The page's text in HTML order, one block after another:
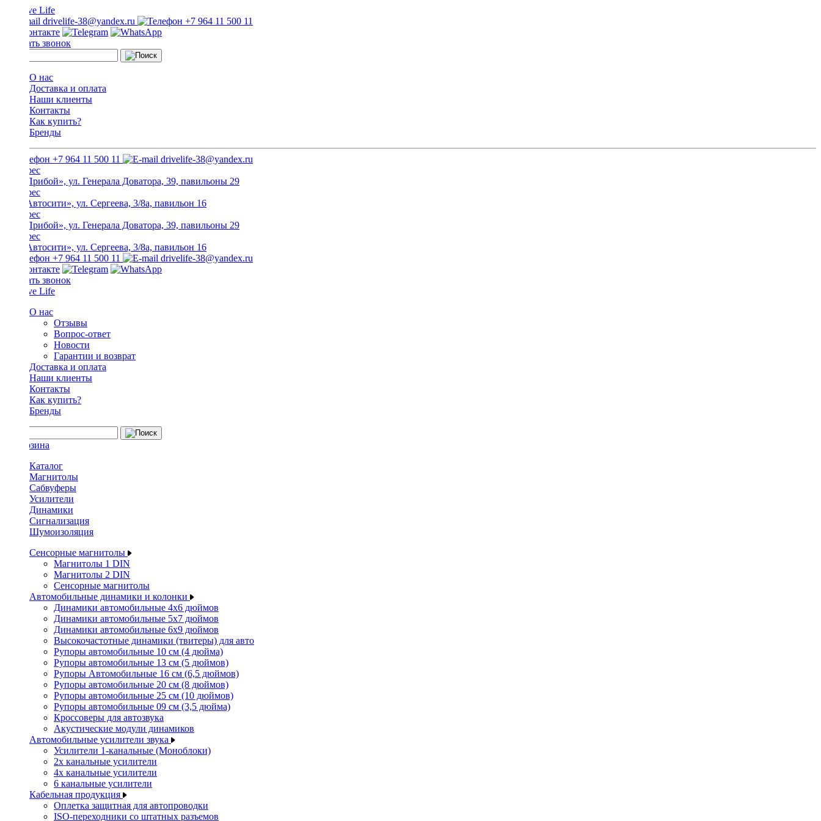
drivelife-38@yandex.ru +7 964 11 500 11
Заказать звонок
О нас
Доставка и оплата
Наши клиенты
Контакты
Как купить?
Бренды
+7 964 11 500 11 drivelife-38@yandex.ru
ТЦ «Прибой», ул. Генерала Доватора, 39, павильоны 29
ТЦ «Автосити», ул. Сергеева, 3/8а, павильон 16
ТЦ «Прибой», ул. Генерала Доватора, 39, павильоны 29
ТЦ «Автосити», ул. Сергеева, 3/8а, павильон 16
+7 964 11 500 11
drivelife-38@yandex.ru
Заказать звонок
О нас
Отзывы
Вопрос-ответ
Новости
Гарантии и возврат
Доставка и оплата
Наши клиенты
Контакты
Как купить?
Бренды
Каталог
Магнитолы
Сабвуферы
Усилители
Динамики
Сигнализация
Шумоизоляция
Сенсорные магнитолы
Магнитолы 1 DIN
Магнитолы 2 DIN
Сенсорные магнитолы
Автомобильные динамики и колонки
Динамики автомобильные 4x6 дюймов
Динамики автомобильные 5x7 дюймов
Динамики автомобильные 6x9 дюймов
Высокочастотные динамики (твитеры) для авто
Рупоры автомобильные 10 см (4 дюйма)
Рупоры автомобильные 13 см (5 дюймов)
Рупоры Автомобильные 16 см (6,5 дюймов)
Рупоры автомобильные 20 см (8 дюймов)
Рупоры автомобильные 25 см (10 дюймов)
Рупоры автомобильные 09 см (3,5 дюйма)
Кроссоверы для автозвука
Акустические модули динамиков
Автомобильные усилители звука
Усилители 1-канальные (Моноблоки)
2х канальные усилители
4х канальные усилители
6 канальные усилители
Кабельная продукция
Оплетка защитная для автопроводки
ISO-переходники со штатных разъемов